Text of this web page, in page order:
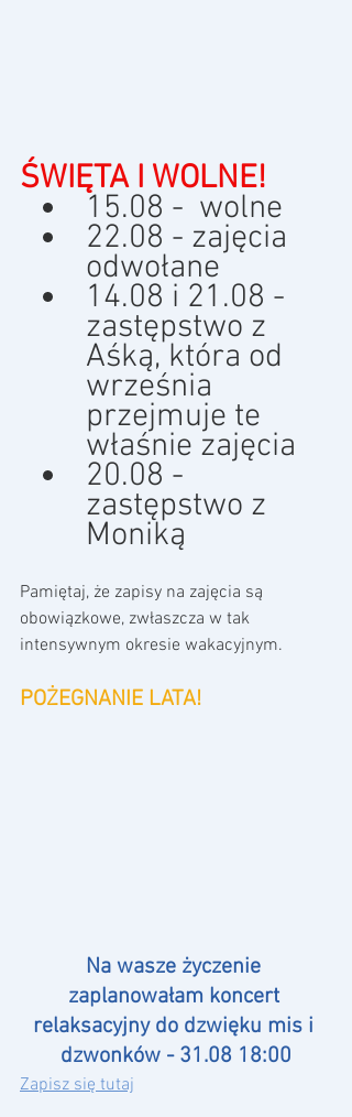
ŚWIĘTA I WOLNE!
15.08 -  wolne
22.08 - zajęcia
odwołane
14.08 i 21.08 -
zastępstwo z
Aśką, która od
września
przejmuje te
właśnie zajęcia
20.08 -
zastępstwo z
Moniką
Pamiętaj, że zapisy na zajęcia są
obowiązkowe, zwłaszcza w tak
intensywnym okresie wakacyjnym.
POŻEGNANIE LATA!
Na wasze życzenie
zaplanowałam koncert
relaksacyjny do dzwięku mis i
dzwonków - 31.08 18:00
Zapisz się tutaj